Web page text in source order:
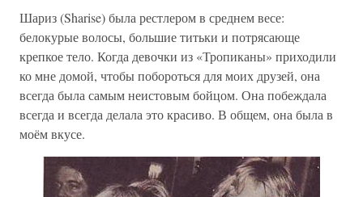
Шариз (Sharise) была рестлером в среднем весе:
белокурые волосы, большие титьки и потрясающе
крепкое тело. Когда девочки из «Тропиканы» приходили
ко мне домой, чтобы побороться для моих друзей, она
всегда была самым неистовым бойцом. Она побеждала
всегда и всегда делала это красиво. В общем, она была в
моём вкусе.